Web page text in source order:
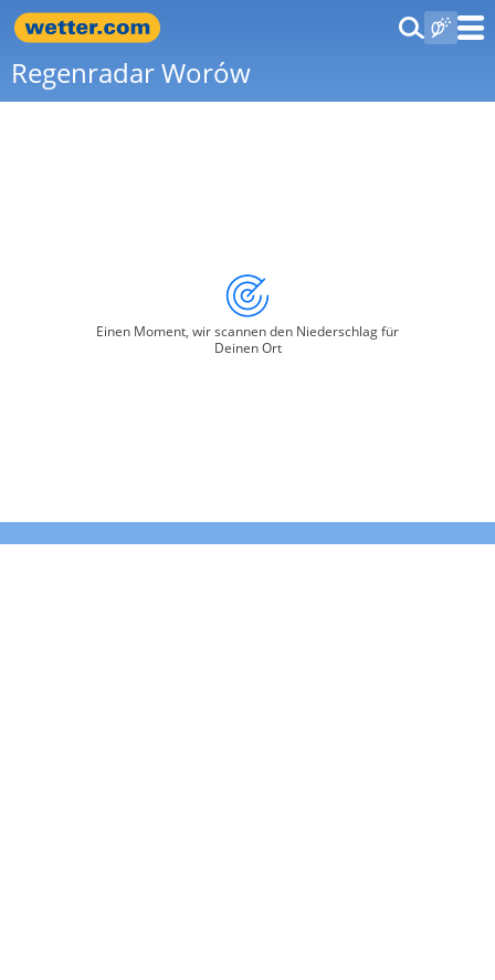
Regenradar Worów
Einen Moment, wir scannen den Niederschlag für
Deinen Ort